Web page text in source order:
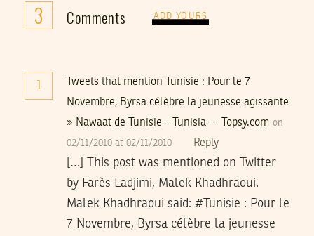
3 Comments ADD YOURS
1
Tweets that mention Tunisie : Pour le 7
Novembre, Byrsa célèbre la jeunesse agissante
» Nawaat de Tunisie - Tunisia -- Topsy.com on
02/11/2010 at 02/11/2010 Reply
[…] This post was mentioned on Twitter
by Farès Ladjimi, Malek Khadhraoui.
Malek Khadhraoui said: #Tunisie : Pour le
7 Novembre, Byrsa célèbre la jeunesse